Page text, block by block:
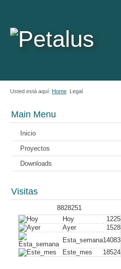
Usted está aquí: Home Legal
Main Menu
Inicio
Proyectos
Downloads
Visitas
8828251
Hoy
1225
Ayer
1528
Esta_semana14083
Este_mes
18524